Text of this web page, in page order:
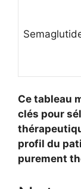
Ce tableau
clés pour
profil du
purement